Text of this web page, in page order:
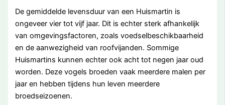
De gemiddelde levensduur van een Huismartin is
ongeveer vier tot vijf jaar. Dit is echter sterk afhankelijk
van omgevingsfactoren, zoals voedselbeschikbaarheid
en de aanwezigheid van roofvijanden. Sommige
Huismartins kunnen echter ook acht tot negen jaar oud
worden. Deze vogels broeden vaak meerdere malen per
jaar en hebben tijdens hun leven meerdere
broedseizoenen.